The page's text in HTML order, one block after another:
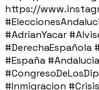
https://
#AdrianYacar
#DerechaEspañola
#España
#Inmigracion